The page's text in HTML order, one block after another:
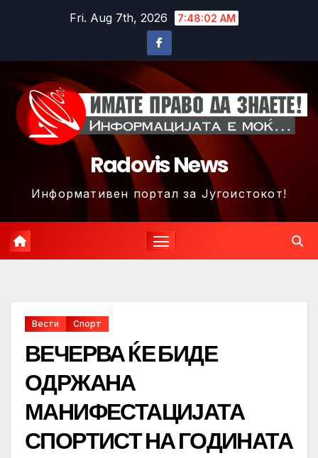
Fri. Aug 7th, 2026 7:48:05 AM
Radovis News
Информативен портал за Југоистокот!
Вести Спорт
ВЕЧЕРВА ЌЕ БИДЕ
ОДРЖАНА
МАНИФЕСТАЦИЈАТА
СПОРТИСТ НА ГОДИНАТА